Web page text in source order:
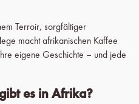
Terroir, sorgfältiger
macht afrikanischen Kaffee
eigene Geschichte – und jede
es in Afrika?